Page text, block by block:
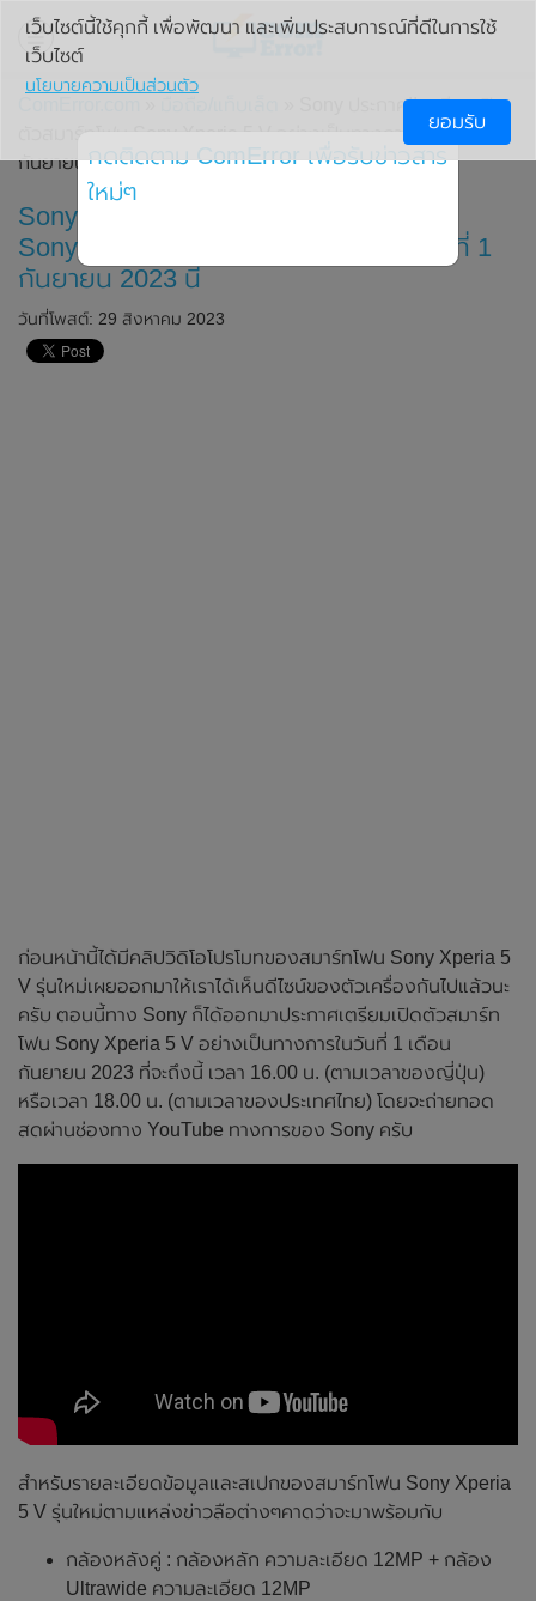
» Sony ประกาศ!! เตรียมเปิด
ตัวสมาร์ทโฟน Sony Xperia 5 V อย่างเป็นทางการในวันที่ 1
กันยายน 2023 นี้
Sony ประกาศ!! เตรียมเปิดตัวสมาร์ทโฟน
Sony Xperia 5 V อย่างเป็นทางการในวันที่ 1
กันยายน 2023 นี้
วันที่โพสต์: 29 สิงหาคม 2023
ก่อนหน้านี้ได้มีคลิปวิดิโอโปรโมทของสมาร์ทโฟน Sony Xperia 5
V รุ่นใหม่เผยออกมาให้เราได้เห็นดีไซน์ของตัวเครื่องกันไปแล้วนะ
ครับ ตอนนี้ทาง Sony ก็ได้ออกมาประกาศเตรียมเปิดตัวสมาร์ท
โฟน Sony Xperia 5 V อย่างเป็นทางการในวันที่ 1 เดือน
กันยายน 2023 ที่จะถึงนี้ เวลา 16.00 น. (ตามเวลาของญี่ปุ่น)
หรือเวลา 18.00 น. (ตามเวลาของประเทศไทย) โดยจะถ่ายทอด
สดผ่านช่องทาง YouTube ทางการของ Sony ครับ
สำหรับรายละเอียดข้อมูลและสเปกของสมาร์ทโฟน Sony Xperia
5 V รุ่นใหม่ตามแหล่งข่าวลือต่างๆคาดว่าจะมาพร้อมกับ
กล้องหลังคู่ : กล้องหลัก ความละเอียด 12MP + กล้อง
Ultrawide ความละเอียด 12MP
เว็บไซต์นี้ใช้คุกกี้ เพื่อพัฒนา และเพิ่มประสบการณ์ที่ดีในการใช้
เว็บไซต์
นโยบายความเป็นส่วนตัว
ยอมรับ
กดติดตาม ComError เพื่อรับข่าวสาร
ใหม่ๆ